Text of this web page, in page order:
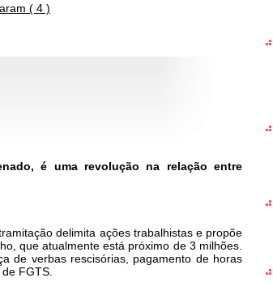
( 4 )
é uma revolução na relação entre
delimita ações trabalhistas e propõe
que atualmente está próximo de 3 milhões.
de verbas rescisórias, pagamento de horas
FGTS.